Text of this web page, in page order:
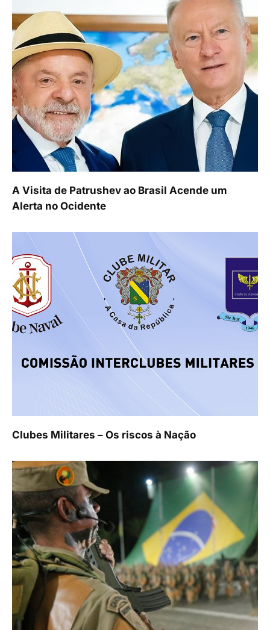
A Visita de Patrushev ao Brasil Acende um
Alerta no Ocidente
Clubes Militares – Os riscos à Nação